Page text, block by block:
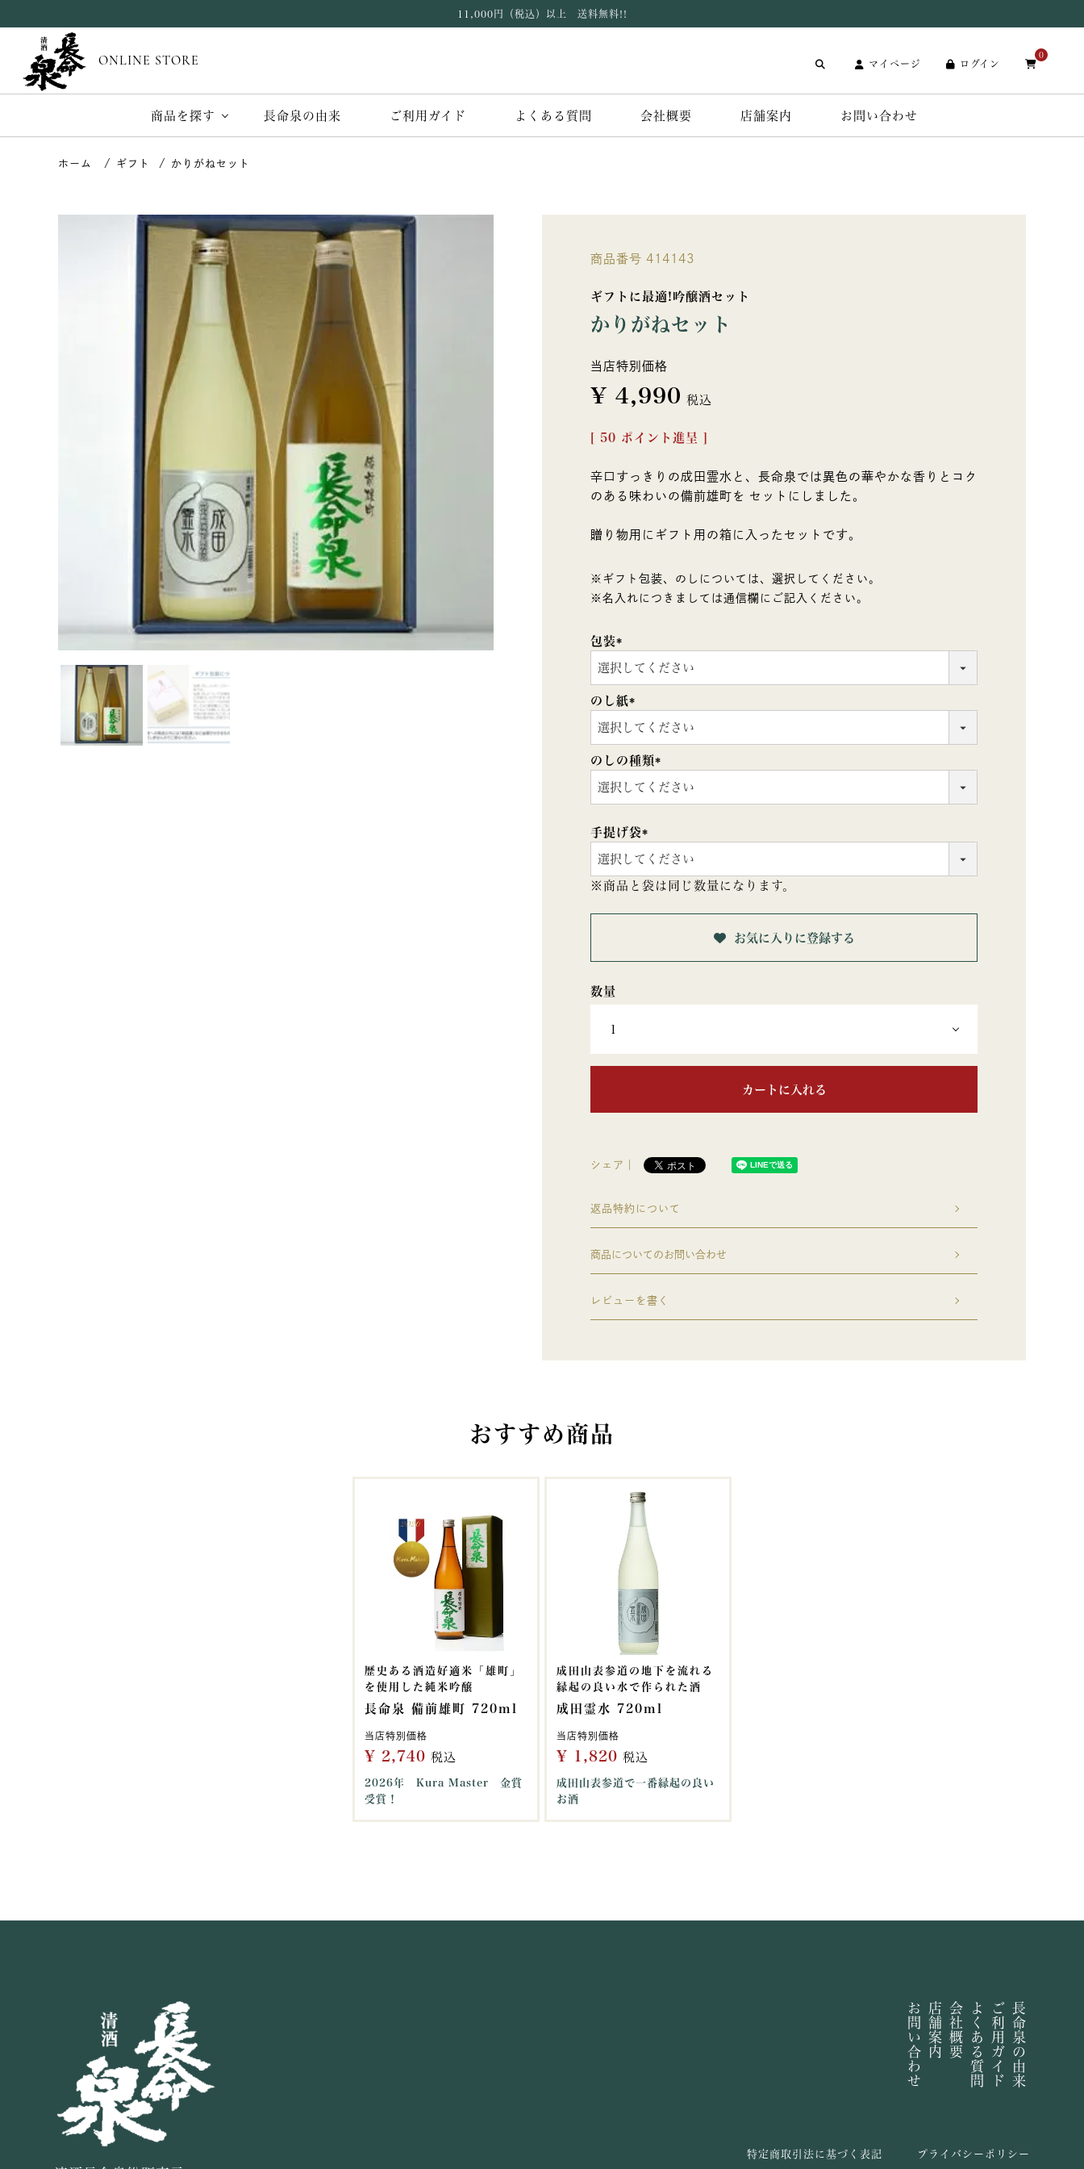
11,000円（税込）以上 送料無料!!
ONLINE STORE マイページ ログイン
0
商品を探す 長命泉の由来 ご利用ガイド よくある質問 会社概要 店舗案内 お問い合わせ
ギフト かりがねセット
商品番号 414143
ギフトに最適!吟醸酒セット
かりがねセット
当店特別価格
¥ 4,990 税込
50 ポイント進呈 ]
辛口すっきりの成田霊水と、長命泉では異色の華やかな香りとコク
のある味わいの備前雄町を セットにしました。
贈り物用にギフト用の箱に入ったセットです。
※ギフト包装、のしについては、選択してください。
※名入れにつきましては通信欄にご記入ください。
包装
(必
須)
のし紙
(必
須)
のしの種類
(必
須)
手提げ袋
(必
須)
※商品と袋は同じ数量になります。
お気に入りに登録する
カートに入れる
シェア｜
返品特約について
商品についてのお問い合わせ
レビューを書く
おすすめ商品
歴史ある酒造好適米「雄町」
を使用した純米吟醸
長命泉 備前雄町 720ml
当店特別価格
¥ 2,740 税込
2026年 Kura Master 金賞
受賞！
成田山表参道の地下を流れる
縁起の良い水で作られた酒
成田霊水 720ml
当店特別価格
¥ 1,820 税込
成田山表参道で一番縁起の良い
お酒
長命泉の由来
ご利用ガイド
よくある質問
会社概要
店舗案内
お問い合わせ
特定商取引法に基づく表記 プライバシーポリシー